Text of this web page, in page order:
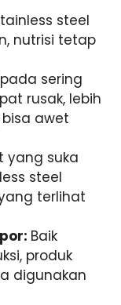
steel
nutrisi tetap
sering
rusak, lebih
awet
yang suka
steel
terlihat
Baik
produk
digunakan